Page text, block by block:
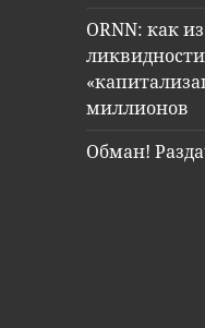
ORNN: как
миллионов
Обман!